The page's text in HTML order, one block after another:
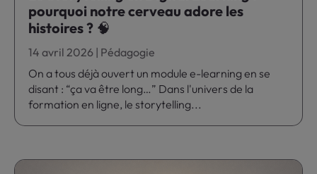
pourquoi notre cerveau adore les
histoires ? 🧠
14 avril 2026 | Pédagogie
On a tous déjà ouvert un module e-learning en se
disant : “ça va être long…” Dans l'univers de la
formation en ligne, le storytelling...